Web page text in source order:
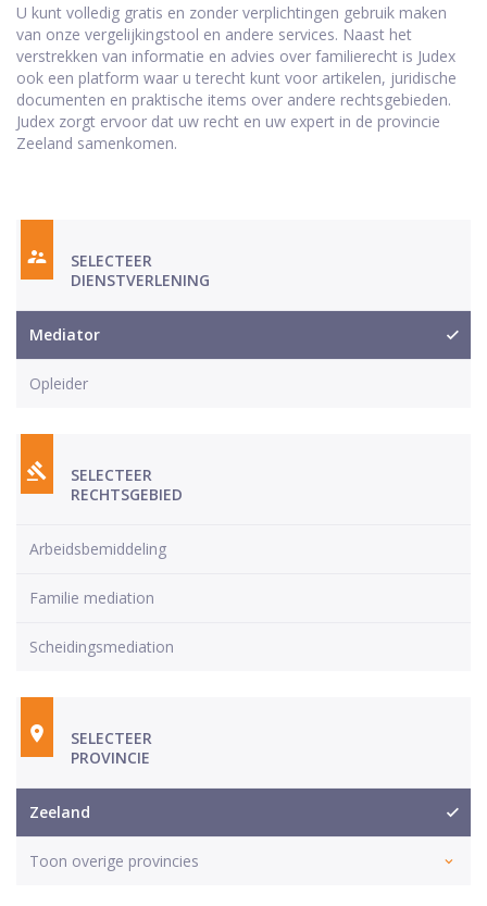
U kunt volledig gratis en zonder verplichtingen gebruik maken
van onze vergelijkingstool en andere services. Naast het
verstrekken van informatie en advies over familierecht is Judex
ook een platform waar u terecht kunt voor artikelen, juridische
documenten en praktische items over andere rechtsgebieden.
Judex zorgt ervoor dat uw recht en uw expert in de provincie
Zeeland samenkomen.
SELECTEER
DIENSTVERLENING
Mediator
Opleider
SELECTEER
RECHTSGEBIED
Arbeidsbemiddeling
Familie mediation
Scheidingsmediation
SELECTEER
PROVINCIE
Zeeland
Toon overige provincies